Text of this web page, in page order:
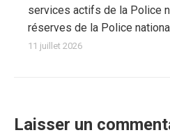
services actifs de la Police
réserves de la Police
11 juillet 2026
Laisser un